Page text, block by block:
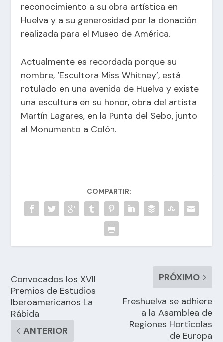
reconocimiento a su obra artística en
Huelva y a su generosidad por la donación
realizada para el Museo de América.
Actualmente es recordada porque su
nombre, ‘Escultora Miss Whitney’, está
rotulado en una avenida de Huelva y existe
una escultura en su honor, obra del artista
Martín Lagares, en la Punta del Sebo, junto
al Monumento a Colón.
COMPARTIR:
Convocados los XVII
Premios de Estudios
Iberoamericanos La
Rábida
ANTERIOR
PRÓXIMO
Freshuelva se adhiere
a la Asamblea de
Regiones Hortícolas
de Europa